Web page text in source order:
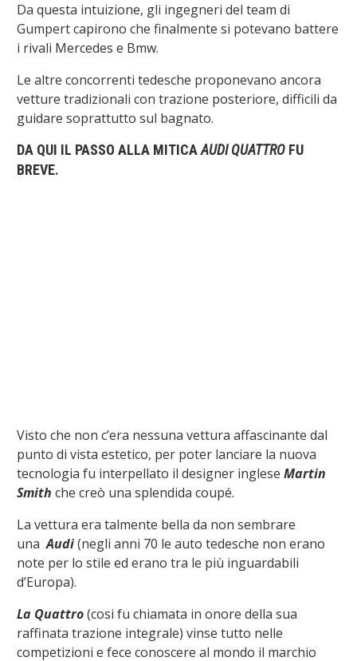
Da questa intuizione, gli ingegneri del team di
Gumpert capirono che finalmente si potevano battere
i rivali Mercedes e Bmw.
Le altre concorrenti tedesche proponevano ancora
vetture tradizionali con trazione posteriore, difficili da
guidare soprattutto sul bagnato.
DA QUI IL PASSO ALLA MITICAAUDI QUATTROFU
BREVE.
Visto che non c’era nessuna vettura affascinante dal
punto di vista estetico, per poter lanciare la nuova
tecnologia fu interpellato il designer inglese Martin
Smith che creò una splendida coupé.
La vettura era talmente bella da non sembrare
unaAudi(negli anni 70 le auto tedesche non erano
note per lo stile ed erano tra le più inguardabili
d’Europa).
La Quattro(cosi fu chiamata in onore della sua
raffinata trazione integrale) vinse tutto nelle
competizioni e fece conoscere al mondo il marchio